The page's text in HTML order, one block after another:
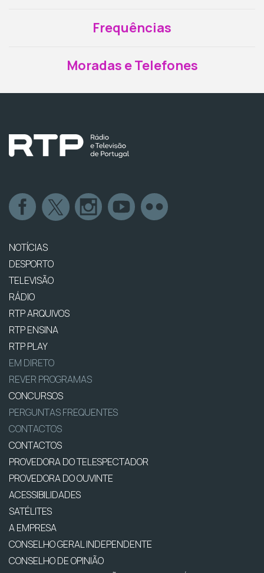
Frequências
Moradas e Telefones
NOTÍCIAS
DESPORTO
TELEVISÃO
RÁDIO
RTP ARQUIVOS
RTP ENSINA
RTP PLAY
EM DIRETO
REVER PROGRAMAS
CONCURSOS
PERGUNTAS FREQUENTES
CONTACTOS
CONTACTOS
PROVEDORA DO TELESPECTADOR
PROVEDORA DO OUVINTE
ACESSIBILIDADES
SATÉLITES
A EMPRESA
CONSELHO GERAL INDEPENDENTE
CONSELHO DE OPINIÃO